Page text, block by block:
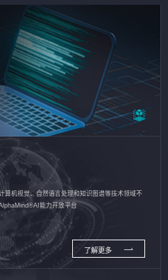
算机视觉、自然语言处理和知识图谱等技术领域不
能力开放平台
了解更多